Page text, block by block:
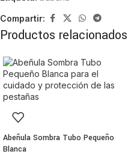
Compartir:
Productos relacionados
Abeñula Sombra Tubo Pequeño
Blanca